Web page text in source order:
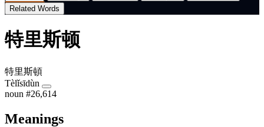
Related Words
特里斯顿
特里斯頓
Tèlǐsīdùn
noun #26,614
Meanings